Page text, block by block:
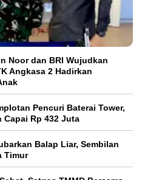
Noor dan BRI Wujudkan
Angkasa 2 Hadirkan
Pencuri Baterai Tower,
Capai Rp 432 Juta
Balap Liar, Sembilan
Timur